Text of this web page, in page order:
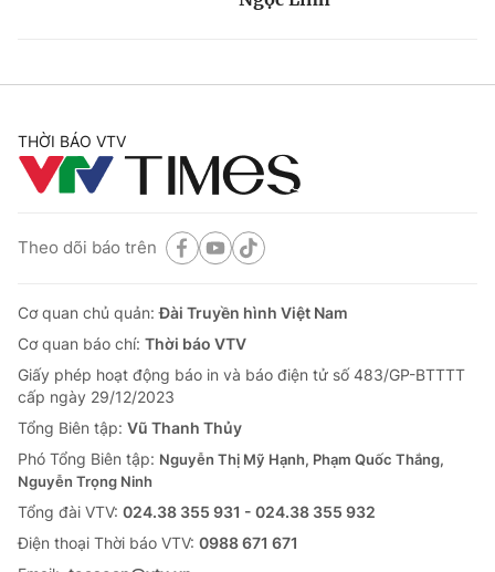
THỜI BÁO VTV
Theo dõi báo trên
Cơ quan chủ quản:Đài Truyền hình Việt Nam
Cơ quan báo chí: Thời báo VTV
Giấy phép hoạt động báo in và báo điện tử số 483/GP-BTTTT
cấp ngày 29/12/2023
Tổng Biên tập: Vũ Thanh Thủy
Phó Tổng Biên tập: Nguyễn Thị Mỹ Hạnh, Phạm Quốc Thắng,
Nguyễn Trọng Ninh
Tổng đài VTV: 024.38 355 931 - 024.38 355 932
Ðiện thoại Thời báo VTV: 0988 671 671